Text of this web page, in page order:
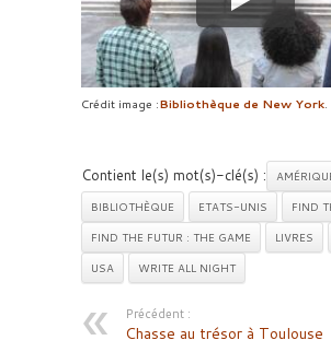
Crédit image :Bibliothèque de New York.
Contient le(s) mot(s)-clé(s) :
BIBLIOTHÈQUE
ETATS-UNIS
FIND
FIND THE FUTUR : THE GAME
LIVRES
USA
WRITE ALL NIGHT
Précédent :
Chasse au trésor à Toulouse